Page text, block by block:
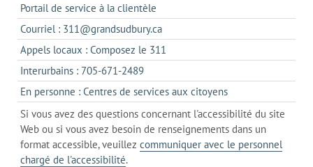
Portail de service à la clientèle
dans
un
nouvel
Courriel : 311@grandsudbury.cas'ouvre
dans
votre
de
messagerie
Appels locaux : Composez le 311
dans
un
client
de
votre
téléphone
Interurbains : 705-671-2489s'ouvre
dans
un
client
de
votre
En personne : Centres de services aux citoyenss'ouvre
dans
l'onglet
actuel
Si vous avez des questions concernant l'accessibilité du site
Web ou si vous avez besoin de renseignements dans un
format accessible, veuillez communiquer avec le personnel
chargé de l'accessibilité.